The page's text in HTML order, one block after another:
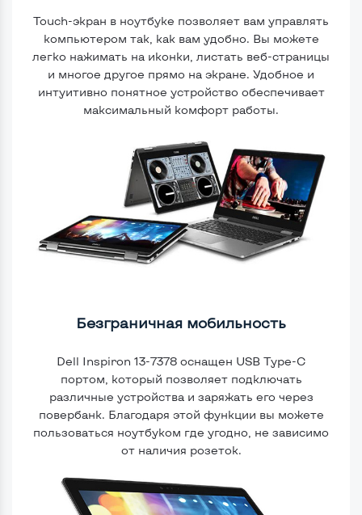
Touch-экран в ноутбуке позволяет вам управлять
компьютером так, как вам удобно. Вы можете
легко нажимать на иконки, листать веб-страницы
и многое другое прямо на экране. Удобное и
интуитивно понятное устройство обеспечивает
максимальный комфорт работы.
Безграничная мобильность
Dell Inspiron 13-7378 оснащен USB Type-C
портом, который позволяет подключать
различные устройства и заряжать его через
повербанк. Благодаря этой функции вы можете
пользоваться ноутбуком где угодно, не зависимо
от наличия розеток.